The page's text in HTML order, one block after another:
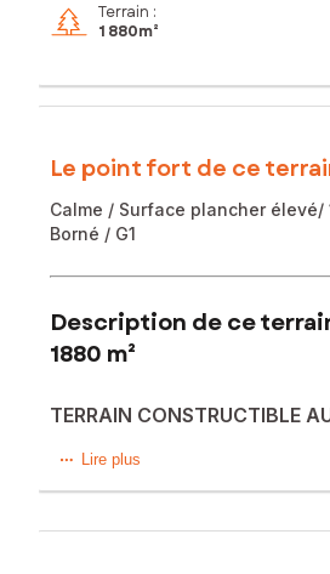
Terrain :
1 880m²
Le point fort de ce
Calme / Surface plancher élevé/
Borné / G1
Description de ce
1880 m²
TERRAIN CONSTRUCTIBLE
Terrain calme en pente douce
Accès directe à une chemin peu
Lire plus